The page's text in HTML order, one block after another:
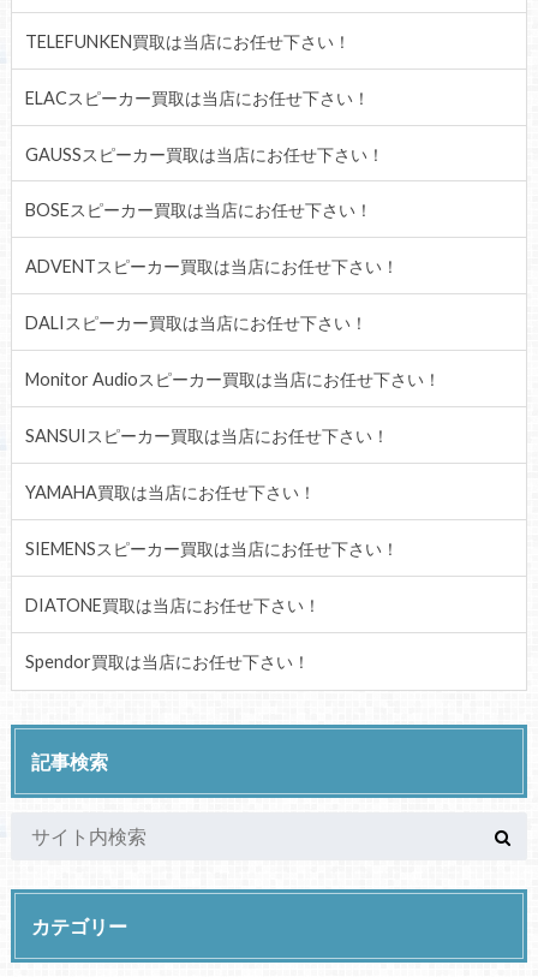
TELEFUNKEN買取は当店にお任せ下さい！
ELACスピーカー買取は当店にお任せ下さい！
GAUSSスピーカー買取は当店にお任せ下さい！
BOSEスピーカー買取は当店にお任せ下さい！
ADVENTスピーカー買取は当店にお任せ下さい！
DALIスピーカー買取は当店にお任せ下さい！
Monitor Audioスピーカー買取は当店にお任せ下さい！
SANSUIスピーカー買取は当店にお任せ下さい！
YAMAHA買取は当店にお任せ下さい！
SIEMENSスピーカー買取は当店にお任せ下さい！
DIATONE買取は当店にお任せ下さい！
Spendor買取は当店にお任せ下さい！
記事検索
カテゴリー